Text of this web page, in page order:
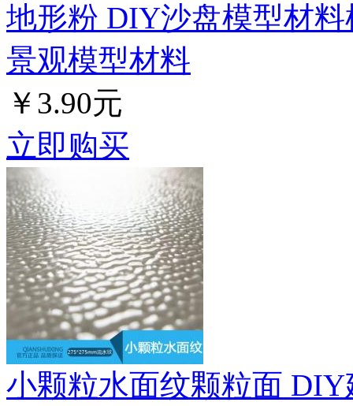
地形粉 DIY沙盘模型材
景观模型材料
￥3.90元
立即购买
小颗粒水面纹颗粒面